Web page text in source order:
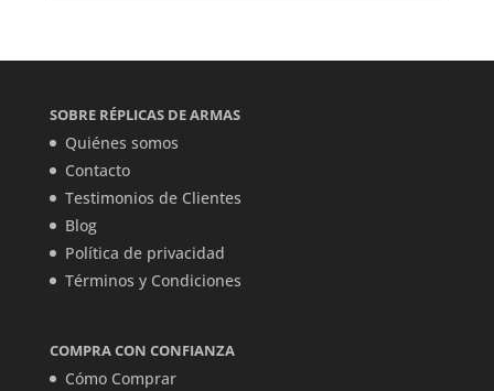
SOBRE RÉPLICAS DE ARMAS
Quiénes somos
Contacto
Testimonios de Clientes
Blog
Política de privacidad
Términos y Condiciones
COMPRA CON CONFIANZA
Cómo Comprar